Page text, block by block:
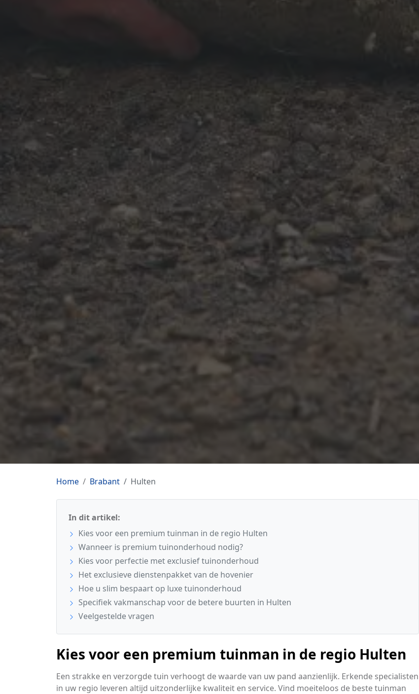
Home Brabant Hulten
In dit artikel:
Kies voor een premium tuinman in de regio Hulten
Wanneer is premium tuinonderhoud nodig?
Kies voor perfectie met exclusief tuinonderhoud
Het exclusieve dienstenpakket van de hovenier
Hoe u slim bespaart op luxe tuinonderhoud
Specifiek vakmanschap voor de betere buurten in Hulten
Veelgestelde vragen
Kies voor een premium tuinman in de regio Hulten
Een strakke en verzorgde tuin verhoogt de waarde van uw pand aanzienlijk. Erkende specialisten
in uw regio leveren altijd uitzonderlijke kwaliteit en service. Vind moeiteloos de beste tuinman